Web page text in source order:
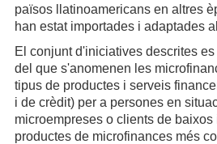
països llatinoamericans en altres
han estat importades i adaptades
El conjunt d'iniciatives descrites
del que s'anomenen les
tipus de productes i serveis
i de crèdit) per a persones en
microempreses o clients de
productes de microfinances més